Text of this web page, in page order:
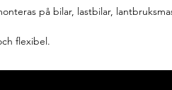
på bilar, lastbilar,
flexibel.